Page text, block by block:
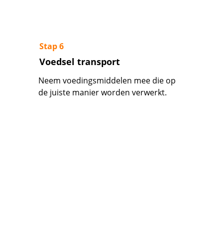
Neem voedingsmiddelen mee die op
de juiste manier worden verwerkt.
Stap 6
Voedsel transport